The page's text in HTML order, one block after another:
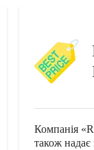
Компанія
також